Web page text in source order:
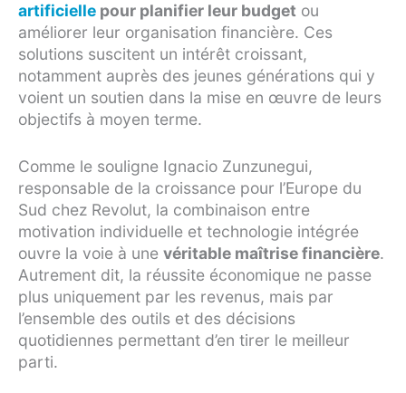
artificielle pour planifier leur budget ou
améliorer leur organisation financière. Ces
solutions suscitent un intérêt croissant,
notamment auprès des jeunes générations qui y
voient un soutien dans la mise en œuvre de leurs
objectifs à moyen terme.
Comme le souligne Ignacio Zunzunegui,
responsable de la croissance pour l’Europe du
Sud chez Revolut, la combinaison entre
motivation individuelle et technologie intégrée
ouvre la voie à une véritable maîtrise financière.
Autrement dit, la réussite économique ne passe
plus uniquement par les revenus, mais par
l’ensemble des outils et des décisions
quotidiennes permettant d’en tirer le meilleur
parti.